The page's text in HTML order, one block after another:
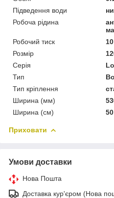
Підведення води
Робоча рідина
Робочий тиск
10
Розмір
Серія
Тип
Тип кріплення
Ширина (мм)
Ширина (см)
50
Приховати
Умови доставки
Нова Пошта
Доставка кур'єром (Нова